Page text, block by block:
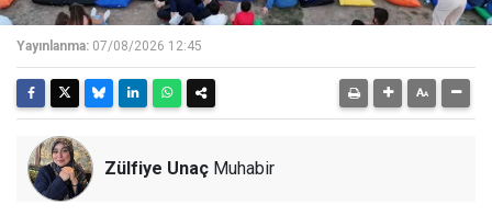
Yayınlanma: 07/08/2026 12:45
Zülfiye Unaç Muhabir